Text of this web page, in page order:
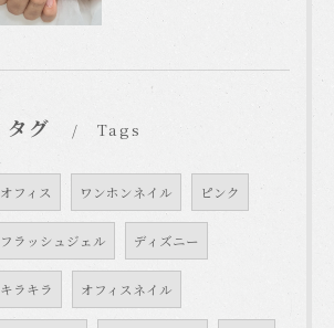
タグ Tags
オフィス ワンホンネイル ピンク
フラッシュジェル ディズニー
キラキラ オフィスネイル